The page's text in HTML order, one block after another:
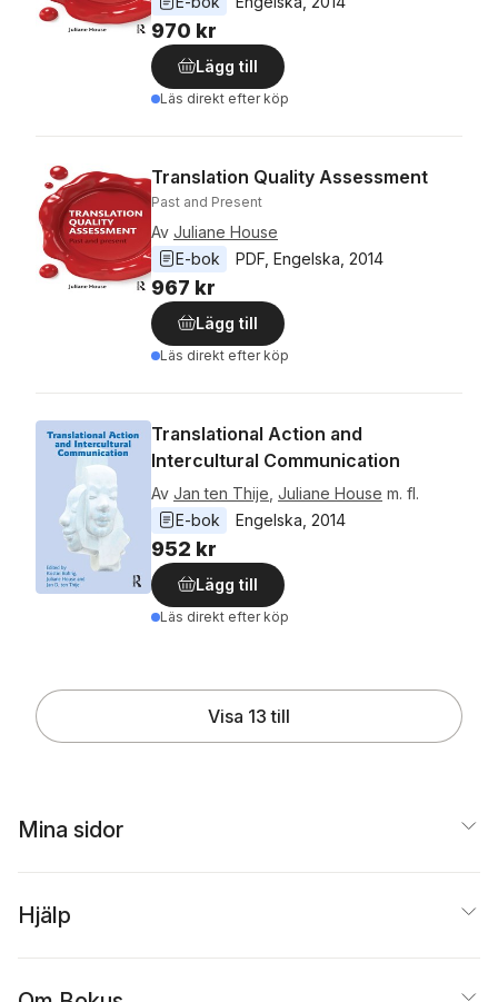
970 kr
Lägg till
Läs direkt efter köp
Translation Quality Assessment
Past and Present
Av Juliane House
E-bok
PDF Engelska 2014
967 kr
Lägg till
Läs direkt efter köp
Translational Action and
Intercultural Communication
Av Jan ten Thije Juliane House m. fl.
E-bok
Engelska 2014
952 kr
Lägg till
Läs direkt efter köp
Visa 13 till
Mina sidor
Hjälp